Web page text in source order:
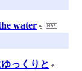
water
っくりと